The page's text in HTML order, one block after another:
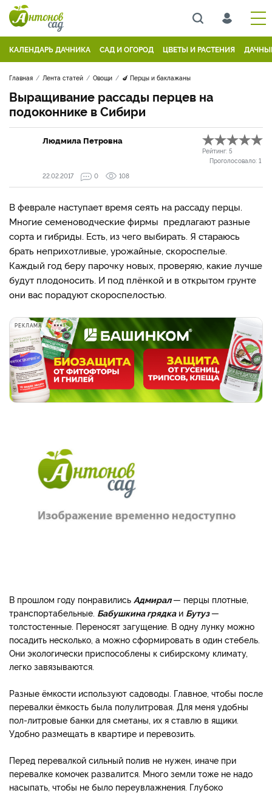
КАЛЕНДАРЬ ДАЧНИКА САД И ОГОРОД ЦВЕТЫ И РАСТЕНИЯ
Главная Лента статей Овощи 🍆 Перцы и баклажаны
Выращивание рассады перцев на
подоконнике в Сибири
Людмила Петровна
Рейтинг: 5
Проголосовало: 1
22.02.2017
0 108
В феврале наступает время сеять на рассаду перцы.
Многие семеноводческие фирмы предлагают разные
сорта и гибриды. Есть, из чего выбирать. Я стараюсь
брать неприхотливые, урожайные, скороспелые.
Каждый год беру парочку новых, проверяю, какие лучше
будут плодоносить. И под плёнкой и в открытом грунте
они вас порадуют скороспелостью.
РЕКЛАМА
В прошлом году понравились Адмирал— перцы плотные,
транспортабельные. Бабушкина грядкаи Бутуз—
толстостенные. Переносят загущение. В одну лунку можно
посадить несколько, а можно сформировать в один стебель.
Они экологически приспособлены к сибирскому климату,
легко завязываются.
Разные ёмкости используют садоводы. Главное, чтобы после
перевалки ёмкость была полулитровая. Для меня удобны
пол-литровые банки для сметаны, их я ставлю в ящики.
Удобно размещать в квартире и перевозить.
Перед перевалкой сильный полив не нужен, иначе при
перевалке комочек развалится. Много земли тоже не надо
насыпать, чтобы не было переувлажнения. Глубоко